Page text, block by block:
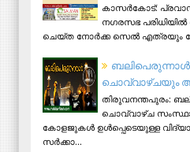
കാസര്‍കോട്:
നഗരസഭ പരിധിയില്‍
ചെയ്ത നോര്‍ക്ക സെല്‍ എത്രയും
ചൊവ്വാഴ്ചയും
തിരുവനന്തപുരം:
ചൊവ്വാഴ്ച
കോളജുകള്‍ ഉള്‍പ്പെടെയുള്ള
സര്‍ക്കാ...